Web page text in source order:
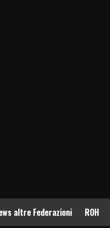
altre Federazioni ROH